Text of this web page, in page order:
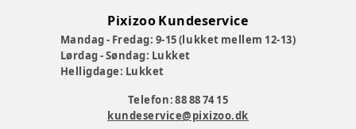
Pixizoo Kundeservice
Mandag - Fredag: 9-15 (lukket mellem 12-13)
Lørdag - Søndag: Lukket
Helligdage: Lukket
Telefon: 88 88 74 15
kundeservice@pixizoo.dk